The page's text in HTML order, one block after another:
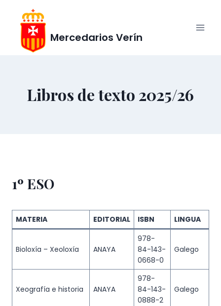
Contenido
Mercedarios Verín
Libros de texto 2025/26
1º ESO
MATERIA EDITORIAL ISBN LINGUA
Bioloxía – Xeoloxía ANAYA
978-
84-143-
0668-0
Galego
Xeografía e historia ANAYA
978-
84-143-
0888-2
Galego